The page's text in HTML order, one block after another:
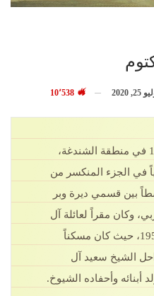
2020
بني هذا البيت في عام 1896 في منطقة الشندغة،
في الجزء المنكسر من
بين قسمي ديرة وبر
وكان مقراً لعائلة آل
مكتوم الحاكمة حتى عام 1958، حيث كان مسكناً
الشيخ سعيد آل
أبنائه وأحفاده الشيوخ.